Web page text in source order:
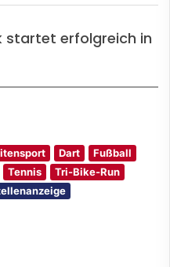
startet erfolgreich in
Dart
Fußball
Tennis
Tri-Bike-Run